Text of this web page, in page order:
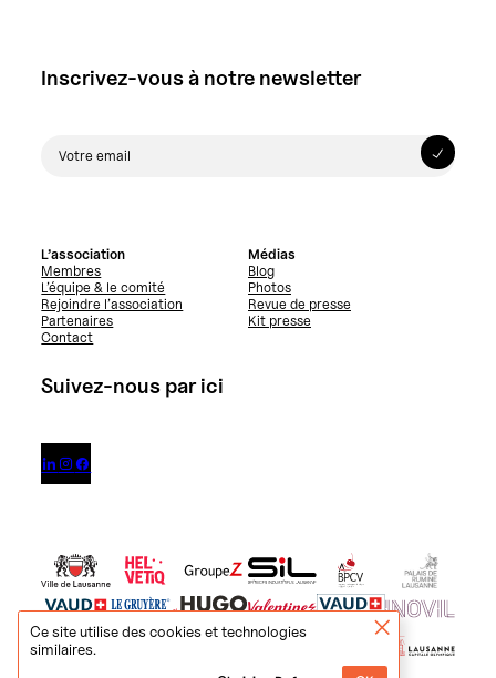
Ce site utilise des cookies et technologies
similaires.
Inscrivez-vous à notre newsletter
L’association
Membres
L’équipe & le comité
Rejoindre l’association
Partenaires
Contact
Médias
Blog
Photos
Revue de presse
Kit presse
Suivez-nous par ici
  